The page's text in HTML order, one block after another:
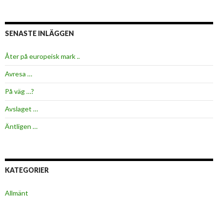
SENASTE INLÄGGEN
Åter på europeisk mark ..
Avresa …
På väg …?
Avslaget …
Äntligen …
KATEGORIER
Allmänt